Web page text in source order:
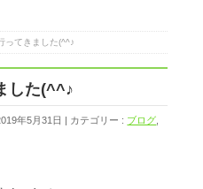
ってきました(^^♪
した(^^♪
年5月31日 カテゴリー : ブログ